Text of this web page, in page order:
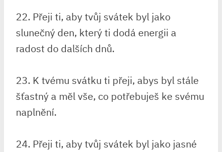
22. Přeji ti, aby tvůj svátek byl jako
slunečný den, který ti dodá energii a
radost do dalších dnů.
23. K tvému svátku ti přeji, abys byl stále
šťastný a měl vše, co potřebuješ ke svému
naplnění.
24. Přeji ti, aby tvůj svátek byl jako jasné